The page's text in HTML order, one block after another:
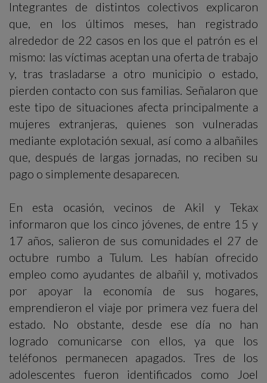
Integrantes de distintos colectivos explicaron
que, en los últimos meses, han registrado
alrededor de 22 casos en los que el patrón es el
mismo: las víctimas aceptan una oferta de trabajo
y, tras trasladarse a otro municipio o estado,
pierden contacto con sus familias. Señalaron que
este tipo de situaciones afecta principalmente a
mujeres extranjeras, quienes son vulneradas
mediante explotación sexual, así como a albañiles
que, después de largas jornadas, no reciben su
pago o simplemente desaparecen.
En esta ocasión, vecinos de Akil y Tekax
informaron que los cinco jóvenes, de entre 15 y
17 años, salieron de sus comunidades el 27 de
octubre rumbo a Tulum. Les habían ofrecido
empleo como ayudantes de albañil y, motivados
por apoyar la economía de sus hogares,
emprendieron el viaje por primera vez fuera del
estado. No obstante, desde ese día no han
logrado comunicarse con ellos, ya que los
teléfonos permanecen apagados. Tres de los
adolescentes fueron identificados como Joel